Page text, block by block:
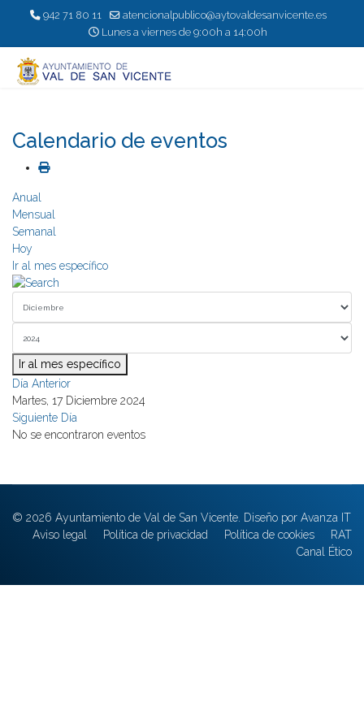
942 71 80 11
atencionalpublico@aytovaldesanvicente.es
Lunes a viernes de 9:00h a 14:00h
Calendario de eventos
Anual
Mensual
Semanal
Hoy
Ir al mes específico
Ir al mes específico
Día Anterior
Martes, 17 Diciembre 2024
Siguiente Día
No se encontraron eventos
© 2026 Ayuntamiento de Val de San Vicente. Diseño por Avanza IT
Aviso legal
Política de privacidad Política de cookies
RAT
Canal Ético